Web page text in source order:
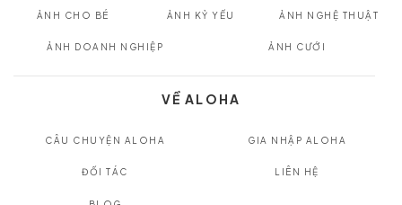
ẢNH CHO BÉ ẢNH KỶ YẾU ẢNH NGHỆ THUẬT
ẢNH DOANH NGHIỆP ẢNH CƯỚI
VỀ ALOHA
CÂU CHUYỆN ALOHA GIA NHẬP ALOHA
ĐỐI TÁC LIÊN HỆ